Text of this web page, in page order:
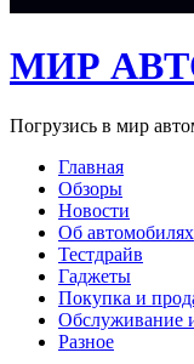
МИР
Погрузись в мир
Главная
Обзоры
Новости
Об автомобилях
Тестдрайв
Гаджеты
Покупка и
Обслуживание
Разное